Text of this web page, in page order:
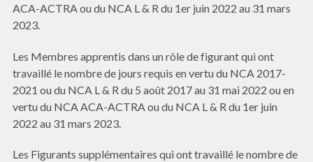
ACA-ACTRA ou du NCA L & R du 1er juin 2022 au 31 mars
2023.
Les Membres apprentis dans un rôle de figurant qui ont
travaillé le nombre de jours requis en vertu du NCA 2017-
2021 ou du NCA L & R du 5 août 2017 au 31 mai 2022 ou en
vertu du NCA ACA-ACTRA ou du NCA L & R du 1er juin
2022 au 31 mars 2023.
Les Figurants supplémentaires qui ont travaillé le nombre de